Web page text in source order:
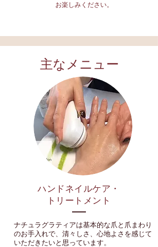
お楽しみください。
​主なメニュー
ハンドネイルケア・
トリートメント
ナチュラグラティアは基本的な爪と爪まわり
のお手入れで、清々しさ、心地よさを感じて
いただきたいと思っています。